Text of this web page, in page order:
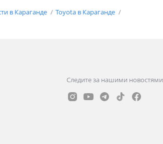
в Караганде
Toyota в Караганде
Следите за нашими новостями